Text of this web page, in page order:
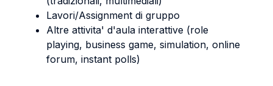
Lavori/Assignment di gruppo
Altre attivita' d'aula interattive (role
playing, business game, simulation, online
forum, instant polls)